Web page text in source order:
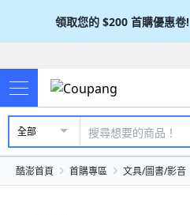
領取您的 $200 首購優惠卷!
全部
酷澎首頁 首購專區 文具/圖書/影音